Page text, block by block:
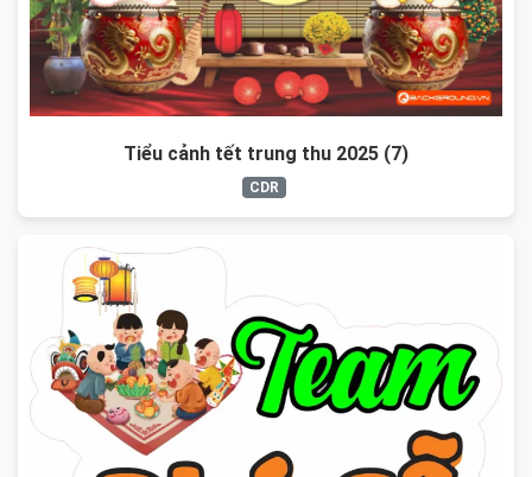
Tiểu cảnh tết trung thu 2025 (7)
CDR